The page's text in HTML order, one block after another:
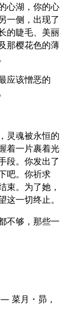
心湖，你的心
一侧，出现了
的睫毛、美丽
那樱花色的薄
应该憎恶的
灵魂被永恒的
着一片裹着光
段。你发出了
吧。你祈求
束。为了她，
一切终止。
不够，那些一
菜月・昴，